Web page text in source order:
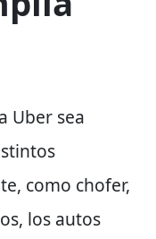
Uber sea
como chofer,
los autos